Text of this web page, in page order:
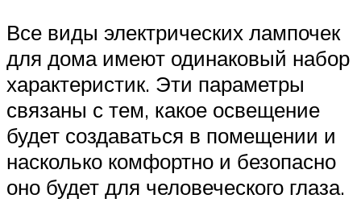
Все виды электрических лампочек
для дома имеют одинаковый набор
характеристик. Эти параметры
связаны с тем, какое освещение
будет создаваться в помещении и
насколько комфортно и безопасно
оно будет для человеческого глаза.